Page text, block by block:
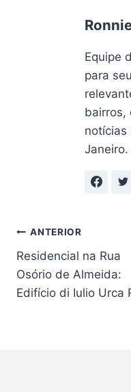
Equipe
para
bairros,
notícias
Janeiro.
Navegação
de
Post
ANTERIOR
Residencial na Rua
Osório de Almeida:
Edifício di Iulio Urca